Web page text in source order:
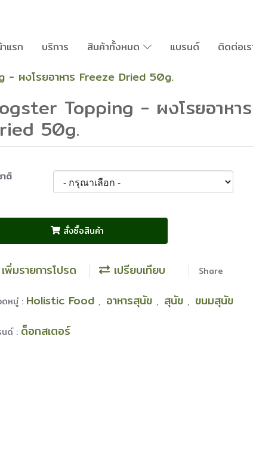
แรก บริการ สินค้าทั้งหมด แบรนด์ ติดต่อเร
- ผงโรยอาหาร Freeze Dried 50g.
Topping - ผงโรยอาหา
50g.
ติ
สั่งซื้อสินค้า
เพิ่มรายการโปรด เปรียบเทียบ Share
ดหมู่ : Holistic Food , อาหารสุนัข , สุนัข , ขนมสุนัข
นด์ : ด็อกสเตอร์